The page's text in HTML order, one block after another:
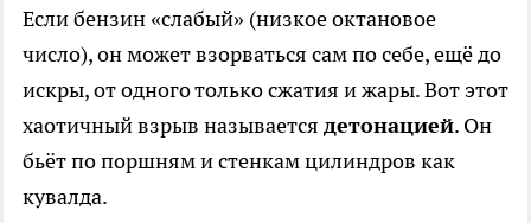
Если бензин «слабый» (низкое октановое
число), он может взорваться сам по себе, ещё до
искры, от одного только сжатия и жары. Вот этот
хаотичный взрыв называется детонацией. Он
бьёт по поршням и стенкам цилиндров как
кувалда.